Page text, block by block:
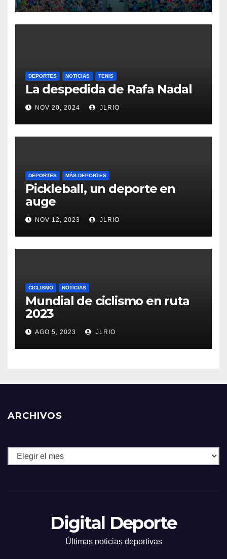
DEPORTES NOTICIAS TENIS
La despedida de Rafa Nadal
NOV 20, 2024 JLRIO
DEPORTES MÁS DEPORTES
Pickleball, un deporte en
auge
NOV 12, 2023 JLRIO
CICLISMO NOTICIAS
Mundial de ciclismo en ruta
2023
AGO 5, 2023 JLRIO
ARCHIVOS
Archivos
Digital Deporte
Últimas noticias deportivas